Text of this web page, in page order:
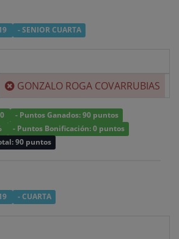
- SENIOR CUARTA
GONZALO ROGA COVARRUBIAS
- Puntos Ganados: 90 puntos
- Puntos Bonificación: 0 puntos
90 puntos
- CUARTA